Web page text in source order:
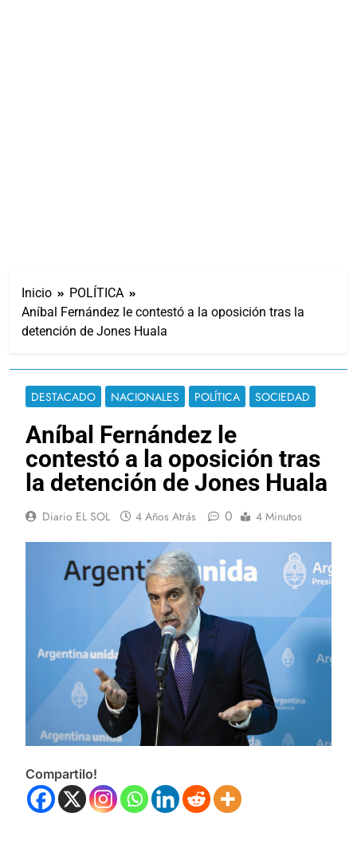
Inicio
POLÍTICA
Aníbal Fernández le contestó a la oposición tras la
detención de Jones Huala
DESTACADO NACIONALES POLÍTICA SOCIEDAD
Aníbal Fernández le
contestó a la oposición tras
la detención de Jones Huala
Diario EL SOL 4 Años Atrás 0 4 Minutos
Compartilo!